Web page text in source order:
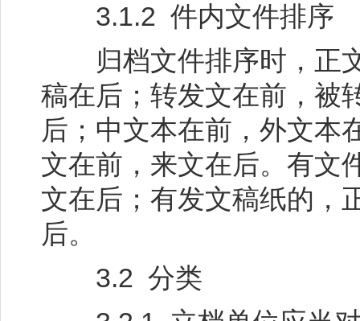
3.1.2 件内文件排序
归档文件排序时，正文
稿在后；转发文在前，被
后；中文本在前，外文本
文在前，来文在后。有文
文在后；有发文稿纸的，
后。
3.2 分类